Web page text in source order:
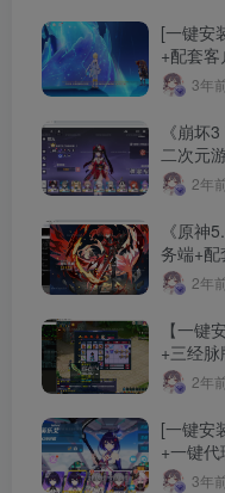
[一键安
+配套
文件3年
《崩坏
二次元
限资源
2年
《原神
务端+配
文件2年
【一键
+三经
+剧情2年
[一键安
+一键
细指令+
3年